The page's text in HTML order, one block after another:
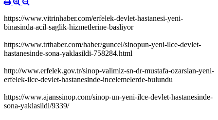
https://www.vitrinhaber.com/erfelek-devlet-hastanesi-yeni-
binasinda-acil-saglik-hizmetlerine-basliyor
https://www.trthaber.com/haber/guncel/sinopun-yeni-ilce-devlet-
hastanesinde-sona-yaklasildi-758284.html
http://www.erfelek.gov.tr/sinop-valimiz-sn-dr-mustafa-ozarslan-yeni-
erfelek-ilce-devlet-hastanesinde-incelemelerde-bulundu
https://www.ajanssinop.com/sinop-un-yeni-ilce-devlet-hastanesinde-
sona-yaklasildi/9339/